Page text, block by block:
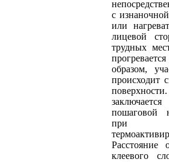
с
или
лицевой
трудных
образом,
происходит
пошаговой
при
клеевого